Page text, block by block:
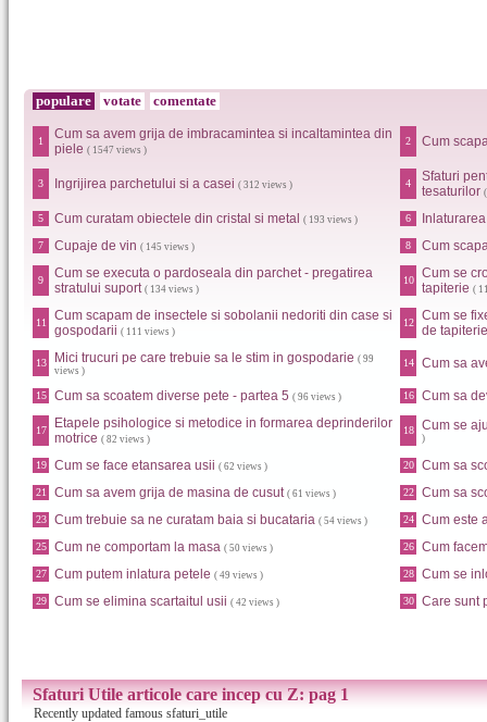
populare votate comentate
1
Cum sa avem grija de imbracamintea si incaltamintea din
piele ( 1547 views )
2 Cum
3 Ingrijirea parchetului si a casei ( 312 views ) 4
Sfaturi
tesaturilor
5 Cum curatam obiectele din cristal si metal ( 193 views ) 6
7 Cupaje de vin ( 145 views ) 8 Cum
9
Cum se executa o pardoseala din parchet - pregatirea
stratului suport ( 134 views )
10
Cum se
tapiterie (
11
Cum scapam de insectele si sobolanii nedoriti din case si
gospodarii ( 111 views )
12
Cum se
de tapiterie
13 Mici trucuri pe care trebuie sa le stim in gospodarie ( 99
views )
14 Cum sa
15 Cum sa scoatem diverse pete - partea 5 ( 96 views ) 16 Cum sa
17
Etapele psihologice si metodice in formarea deprinderilor
motrice ( 82 views )
18 Cum se
)
19 Cum se face etansarea usii ( 62 views ) 20 Cum sa
21 Cum sa avem grija de masina de cusut ( 61 views ) 22 Cum sa
23 Cum trebuie sa ne curatam baia si bucataria ( 54 views ) 24 Cum este
25 Cum ne comportam la masa ( 50 views ) 26 Cum
27 Cum putem inlatura petele ( 49 views ) 28 Cum se
29 Cum se elimina scartaitul usii ( 42 views ) 30 Care sunt
Sfaturi Utile articole care incep cu Z: pag 1
Recently updated famous sfaturi_utile